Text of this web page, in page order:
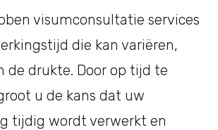
visumconsultatie services
die kan variëren,
de drukte. Door op tijd te
u de kans dat uw
tijdig wordt verwerkt en